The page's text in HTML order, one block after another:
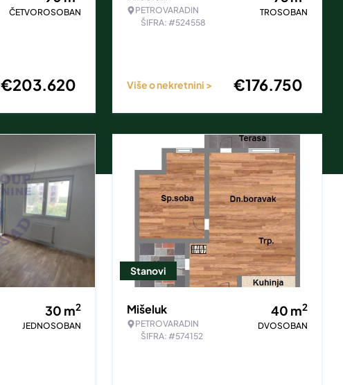
ČETVOROSOBAN
€203.620
PETROVARADIN
ŠIFRA: #524558
TROSOBAN
Više o nekretnini > €176.750
30 m2
JEDNOSOBAN
Stanovi
Mišeluk
PETROVARADIN
ŠIFRA: #574152
40 m2
DVOSOBAN